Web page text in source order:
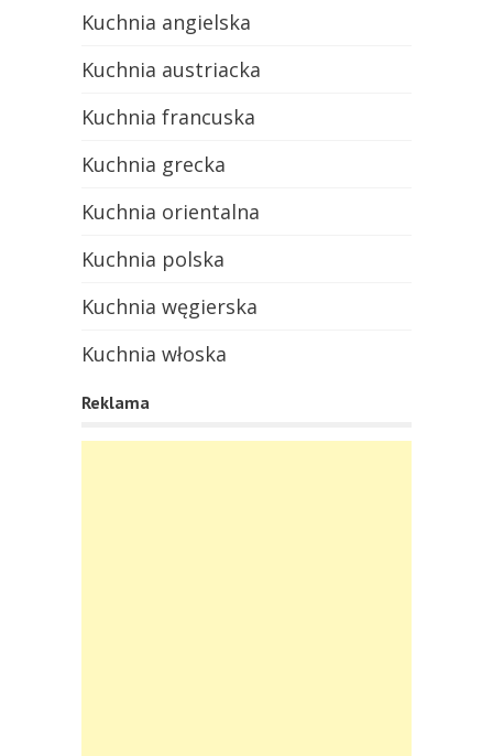
Kuchnia angielska
Kuchnia austriacka
Kuchnia francuska
Kuchnia grecka
Kuchnia orientalna
Kuchnia polska
Kuchnia węgierska
Kuchnia włoska
Reklama